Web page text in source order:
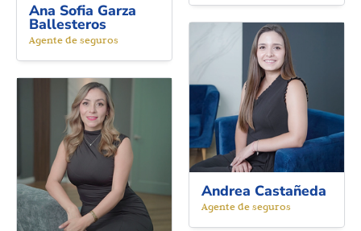
Ana Sofia Garza
Ballesteros
Agente de seguros
Andrea Castañeda
Agente de seguros